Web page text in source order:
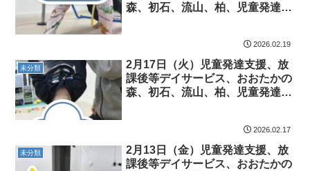
森、初石、流山、柏、児童発達障
害 放デイ 自閉症 ADHD ア
スペルガー症候
2026.02.19
未分類
2月17日（火）児童発達支援、放
課後等デイサービス、おおたかの
森、初石、流山、柏、児童発達障
害 放デイ 自閉症 ADHD ア
スペルガー症候
2026.02.17
未分類
2月13日（金）児童発達支援、放
課後等デイサービス、おおたかの